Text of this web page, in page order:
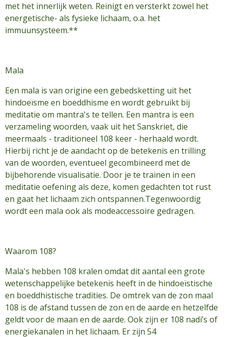
met het innerlijk weten. Reinigt en versterkt zowel het
energetische- als fysieke lichaam, o.a. het
immuunsysteem.**
Mala
Een mala is van origine een gebedsketting uit het
hindoeïsme en boeddhisme en wordt gebruikt bij
meditatie om mantra's te tellen. Een mantra is een
verzameling woorden, vaak uit het Sanskriet, die
meermaals - traditioneel 108 keer - herhaald wordt.
Hierbij richt je de aandacht op de betekenis en trilling
van de woorden, eventueel gecombineerd met de
bijbehorende visualisatie. Door je te trainen in een
meditatie oefening als deze, komen gedachten tot rust
en gaat het lichaam zich ontspannen.Tegenwoordig
wordt een mala ook als modeaccessoire gedragen.
Waarom 108?
Mala's hebben 108 kralen omdat dit aantal een grote
wetenschappelijke betekenis heeft in de hindoeïstische
en boeddhistische tradities. De omtrek van de zon maal
108 is de afstand tussen de zon en de aarde en hetzelfde
geldt voor de maan en de aarde. Ook zijn er 108 nadi’s of
energiekanalen in het lichaam. Er zijn 54